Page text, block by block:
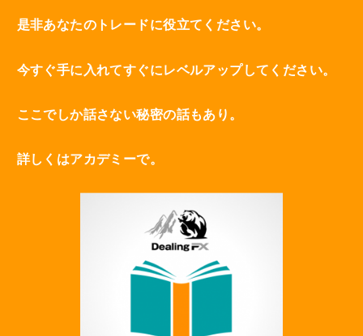
是非あなたのトレードに役立てください。
今すぐ手に入れてすぐにレベルアップしてください。
ここでしか話さない秘密の話もあり。
詳しくはアカデミーで。